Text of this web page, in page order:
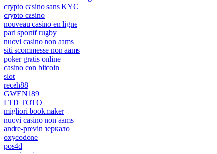
crypto casino sans KYC
crypto casino
nouveau casino en ligne
pari sportif rugby
nuovi casino non aams
siti scommesse non aams
poker gratis online
casino con bitcoin
slot
receh88
GWEN189
LTD TOTO
migliori bookmaker
nuovi casino non aams
andre-previn зеркало
oxycodone
pos4d